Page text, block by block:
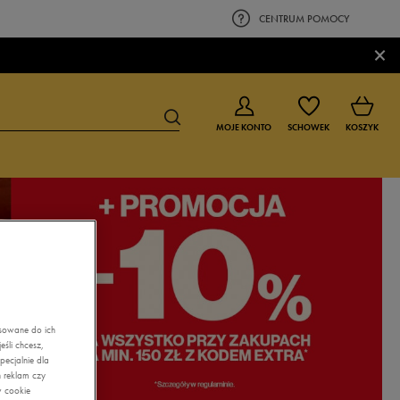
CENTRUM POMOCY
×
BUTY DLA CHŁOPCA
9-16 lat
BUTY DLA DZIEWCZYNKI
0-4 lat
4-8 lat
9-16 lat
MOJE KONTO SCHOWEK KOSZYK
do ich
chcesz,
dla
reklam czy
cookie